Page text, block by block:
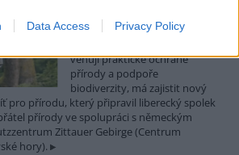
Data Access Privacy Policy
Větší spolupráci organizací,
věnují praktické ochraně
přírody a podpoře
biodiverzity, má zajistit nový
pro přírodu, který připravil liberecký spolek
přírody ve spolupráci s německým
Zittauer Gebirge (Centrum
hory).